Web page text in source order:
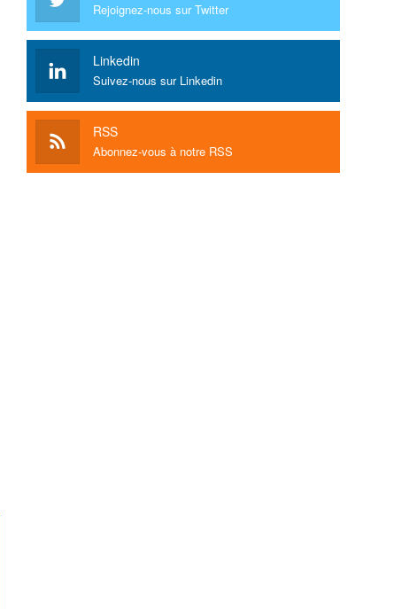
Rejoignez-nous sur Twitter
Linkedin
Suivez-nous sur Linkedin
RSS
Abonnez-vous à notre RSS